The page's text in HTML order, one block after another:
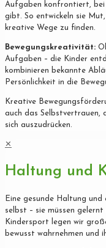
Aufgaben konfrontiert, bei
gibt. So entwickeln sie
kreative Wege zu finden.
Bewegungskreativität:
Aufgaben – die Kinder
kombinieren bekannte
Persönlichkeit in die
Kreative
auch das Selbstvertrauen,
sich auszudrücken.
✕
Haltung und
Eine gesunde Haltung
selbst – sie müssen
Kindersport legen wir
bewusst wahrnehmen und